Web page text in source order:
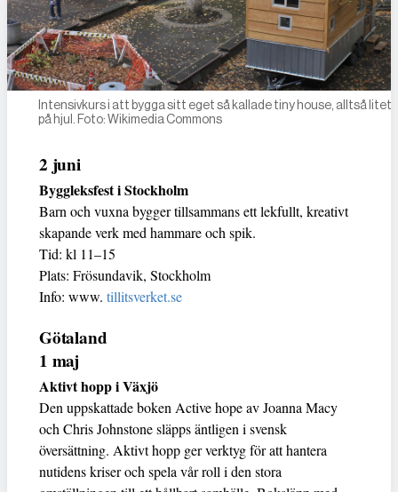
Intensivkurs i att bygga sitt eget så kallade tiny house, alltså litet
på hjul. Foto: Wikimedia Commons
2 juni
Byggleksfest i Stockholm
Barn och vuxna bygger tillsammans ett lekfullt, kreativt
skapande verk med hammare och spik.
Tid: kl 11–15
Plats: Frösundavik, Stockholm
Info: www. tillitsverket.se
Götaland
1 maj
Aktivt hopp i Växjö
Den uppskattade boken Active hope av Joanna Macy
och Chris Johnstone släpps äntligen i svensk
översättning. Aktivt hopp ger verktyg för att hantera
nutidens kriser och spela vår roll i den stora